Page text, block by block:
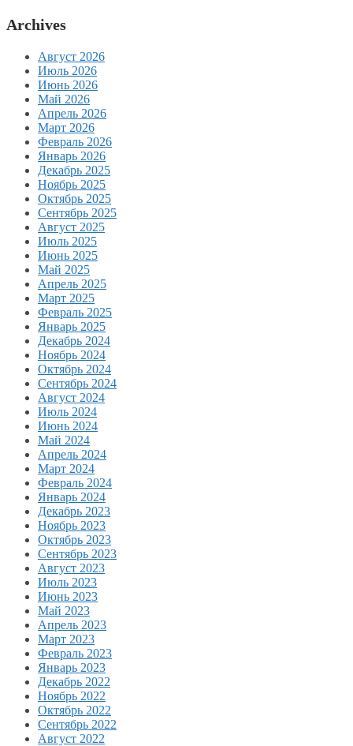
Archives
Август 2026
Июль 2026
Июнь 2026
Май 2026
Апрель 2026
Март 2026
Февраль 2026
Январь 2026
Декабрь 2025
Ноябрь 2025
Октябрь 2025
Сентябрь 2025
Август 2025
Июль 2025
Июнь 2025
Май 2025
Апрель 2025
Март 2025
Февраль 2025
Январь 2025
Декабрь 2024
Ноябрь 2024
Октябрь 2024
Сентябрь 2024
Август 2024
Июль 2024
Июнь 2024
Май 2024
Апрель 2024
Март 2024
Февраль 2024
Январь 2024
Декабрь 2023
Ноябрь 2023
Октябрь 2023
Сентябрь 2023
Август 2023
Июль 2023
Июнь 2023
Май 2023
Апрель 2023
Март 2023
Февраль 2023
Январь 2023
Декабрь 2022
Ноябрь 2022
Октябрь 2022
Сентябрь 2022
Август 2022